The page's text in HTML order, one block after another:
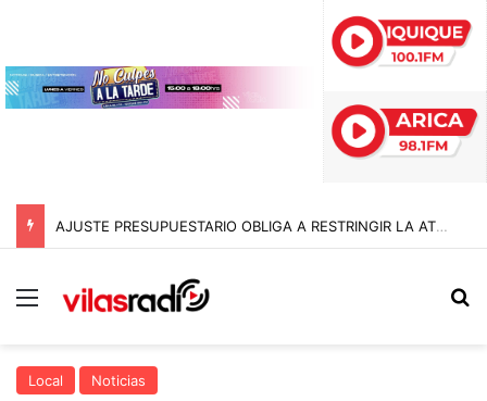
AJUSTE PRESUPUESTARIO OBLIGA A RESTRINGIR LA ATENCIÓN EN CONSULTORIOS MUNICIPALES DE ARICA
Menú
Local Noticias